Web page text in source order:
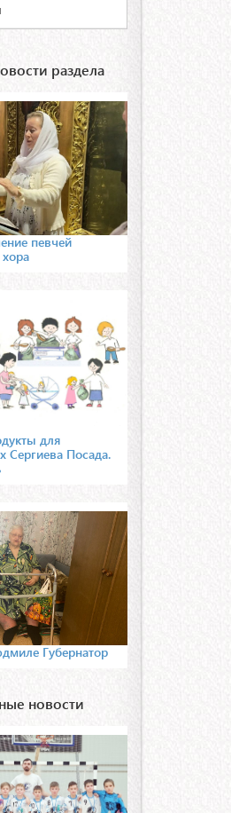
раздела
певчей
для
Сергиева Посада.
Губернатор
новости